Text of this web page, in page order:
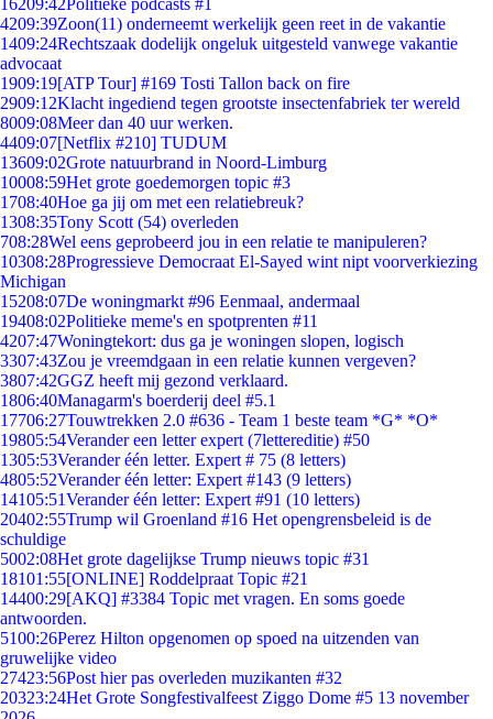
16209:42Politieke podcasts #1
4209:39Zoon(11) onderneemt werkelijk geen reet in de vakantie
1409:24Rechtszaak dodelijk ongeluk uitgesteld vanwege vakantie
advocaat
1909:19[ATP Tour] #169 Tosti Tallon back on fire
2909:12Klacht ingediend tegen grootste insectenfabriek ter wereld
8009:08Meer dan 40 uur werken.
4409:07[Netflix #210] TUDUM
13609:02Grote natuurbrand in Noord-Limburg
10008:59Het grote goedemorgen topic #3
1708:40Hoe ga jij om met een relatiebreuk?
1308:35Tony Scott (54) overleden
708:28Wel eens geprobeerd jou in een relatie te manipuleren?
10308:28Progressieve Democraat El-Sayed wint nipt voorverkiezing
Michigan
15208:07De woningmarkt #96 Eenmaal, andermaal
19408:02Politieke meme's en spotprenten #11
4207:47Woningtekort: dus ga je woningen slopen, logisch
3307:43Zou je vreemdgaan in een relatie kunnen vergeven?
3807:42GGZ heeft mij gezond verklaard.
1806:40Managarm's boerderij deel #5.1
17706:27Touwtrekken 2.0 #636 - Team 1 beste team *G* *O*
19805:54Verander een letter expert (7lettereditie) #50
1305:53Verander één letter. Expert # 75 (8 letters)
4805:52Verander één letter: Expert #143 (9 letters)
14105:51Verander één letter: Expert #91 (10 letters)
20402:55Trump wil Groenland #16 Het opengrensbeleid is de
schuldige
5002:08Het grote dagelijkse Trump nieuws topic #31
18101:55[ONLINE] Roddelpraat Topic #21
14400:29[AKQ] #3384 Topic met vragen. En soms goede
antwoorden.
5100:26Perez Hilton opgenomen op spoed na uitzenden van
gruwelijke video
27423:56Post hier pas overleden muzikanten #32
20323:24Het Grote Songfestivalfeest Ziggo Dome #5 13 november